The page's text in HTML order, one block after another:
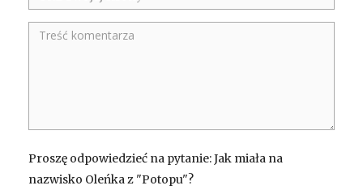
Proszę odpowiedzieć na pytanie: Jak miała na
nazwisko Oleńka z "Potopu"?